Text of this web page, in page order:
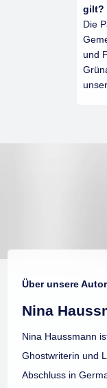
gilt?
Die
und
Über unsere
Nina
Nina Haussmann
Ghostwriterin und
Abschluss in